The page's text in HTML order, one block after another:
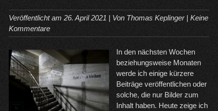
Veröffentlicht am 26. April 2021 | Von Thomas Keplinger| Keine
Kommentare
In den nächsten Wochen
beziehungsweise Monaten
werde ich einige kürzere
Beiträge veröffentlichen oder
solche, die nur Bilder zum
Inhalt haben. Heute zeige ich